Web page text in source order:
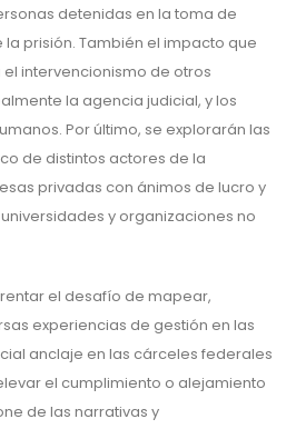
detenidas en la toma de
prisión. También el impacto que
intervencionismo de otros
la agencia judicial, y los
Por último, se explorarán las
de distintos actores de la
privadas con ánimos de lucro y
y organizaciones no
el desafío de mapear,
experiencias de gestión en las
anclaje en las cárceles federales
el cumplimiento o alejamiento
de las narrativas y